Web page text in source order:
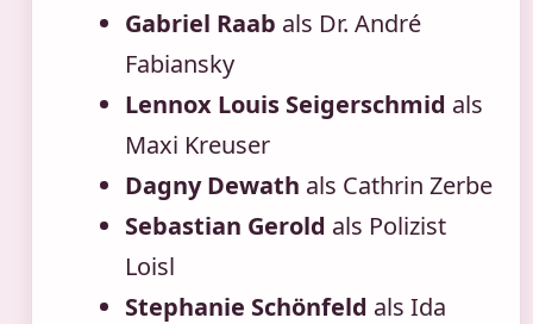
Gabriel Raab als Dr. André
Fabiansky
Lennox Louis Seigerschmid als
Maxi Kreuser
Dagny Dewath als Cathrin Zerbe
Sebastian Gerold als Polizist
Loisl
Stephanie Schönfeld als Ida